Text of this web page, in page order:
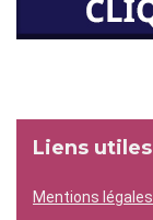
Liens utiles
Mentions légales